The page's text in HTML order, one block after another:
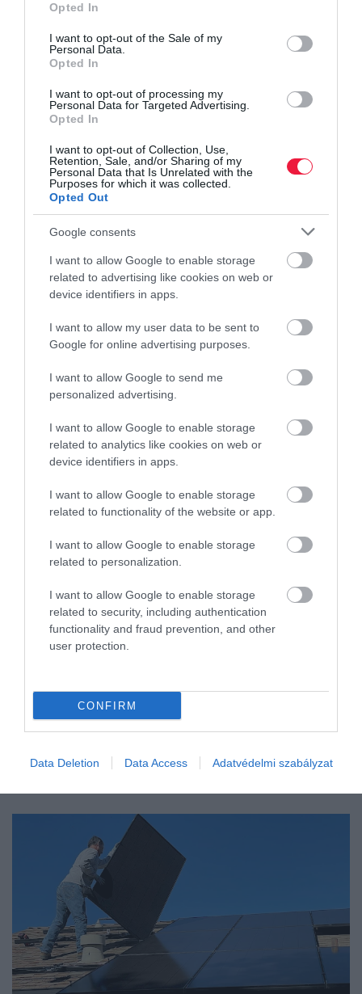
use your data for below specified purposes in below Google
consent section.
Opted In
I want to opt-out of the Sale of my
Personal Data.
Opted In
I want to opt-out of processing my
Personal Data for Targeted Advertising.
Opted In
I want to opt-out of Collection, Use,
Retention, Sale, and/or Sharing of my
Personal Data that Is Unrelated with the
Purposes for which it was collected.
Opted Out
Google consents
I want to allow Google to enable storage
related to advertising like cookies on web or
device identifiers in apps.
I want to allow my user data to be sent to
Google for online advertising purposes.
I want to allow Google to send me
personalized advertising.
I want to allow Google to enable storage
related to analytics like cookies on web or
device identifiers in apps.
I want to allow Google to enable storage
related to functionality of the website or app.
I want to allow Google to enable storage
related to personalization.
I want to allow Google to enable storage
related to security, including authentication
functionality and fraud prevention, and other
user protection.
CONFIRM
Data Deletion Data Access Adatvédelmi szabályzat
Bagóért kínálnak egy erdei szállodát a NAV
Egy budapesti lakás áráról, 84,5 millió forintról indul a licit a
Hotelért. A 37 szobás szállodáért versengők augusztus 10-től
tehetnek…